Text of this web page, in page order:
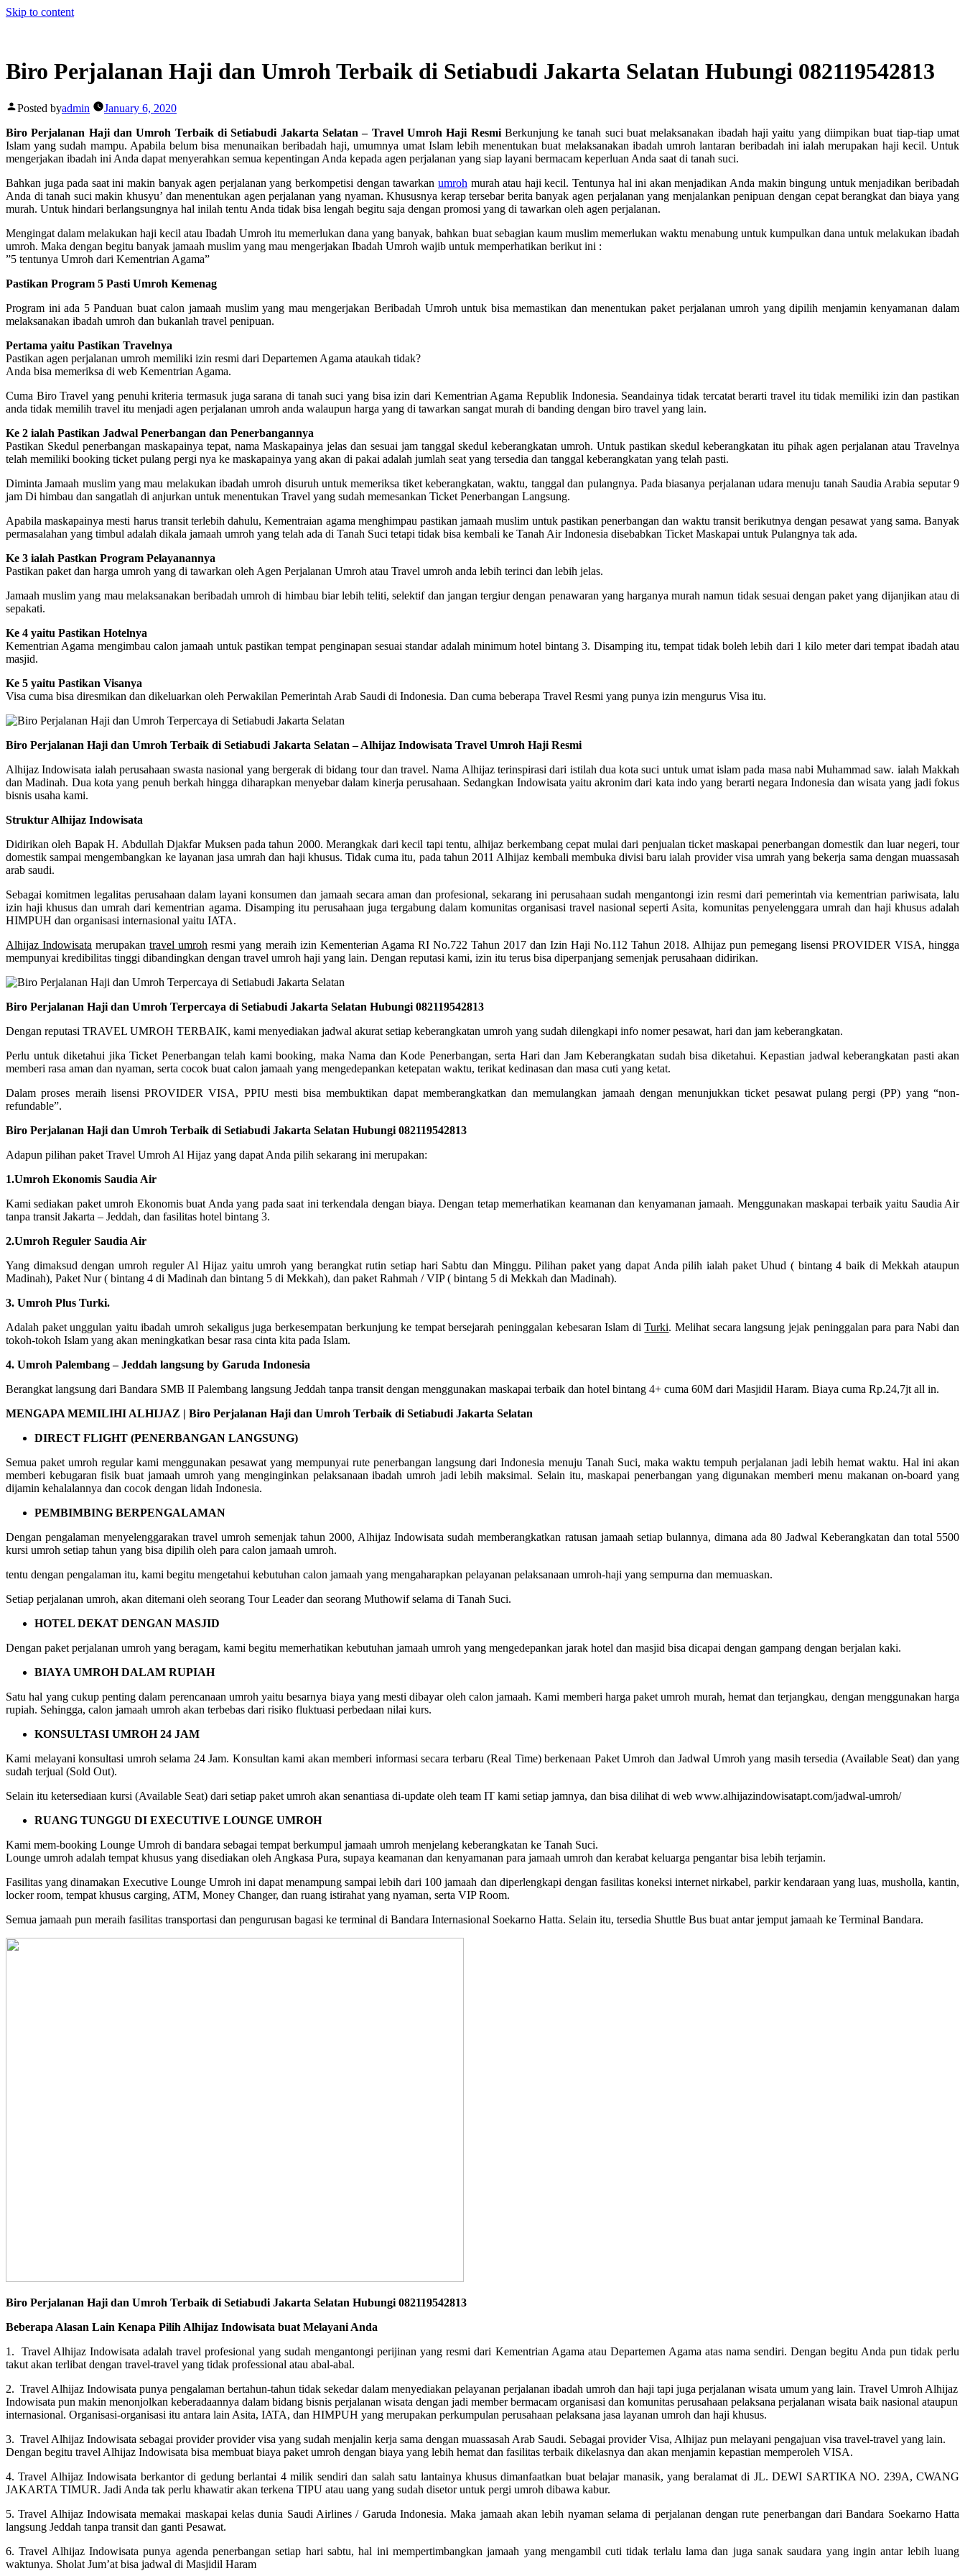
Skip to content
Biro Perjalanan Haji dan Umroh Terbaik di Setiabudi Jakarta Selatan Hubungi 082119542813
Posted byadmin
January 6, 2020
Biro Perjalanan Haji dan Umroh Terbaik di Setiabudi Jakarta Selatan – Travel Umroh Haji Resmi Berkunjung ke tanah suci buat melaksanakan ibadah haji yaitu yang diimpikan buat tiap-tiap umat
Islam yang sudah mampu. Apabila belum bisa menunaikan beribadah haji, umumnya umat Islam lebih menentukan buat melaksanakan ibadah umroh lantaran beribadah ini ialah merupakan haji kecil. Untuk
mengerjakan ibadah ini Anda dapat menyerahkan semua kepentingan Anda kepada agen perjalanan yang siap layani bermacam keperluan Anda saat di tanah suci.
Bahkan juga pada saat ini makin banyak agen perjalanan yang berkompetisi dengan tawarkan umroh murah atau haji kecil. Tentunya hal ini akan menjadikan Anda makin bingung untuk menjadikan beribadah
Anda di tanah suci makin khusyu’ dan menentukan agen perjalanan yang nyaman. Khususnya kerap tersebar berita banyak agen perjalanan yang menjalankan penipuan dengan cepat berangkat dan biaya yang
murah. Untuk hindari berlangsungnya hal inilah tentu Anda tidak bisa lengah begitu saja dengan promosi yang di tawarkan oleh agen perjalanan.
Mengingat dalam melakukan haji kecil atau Ibadah Umroh itu memerlukan dana yang banyak, bahkan buat sebagian kaum muslim memerlukan waktu menabung untuk kumpulkan dana untuk melakukan ibadah
umroh. Maka dengan begitu banyak jamaah muslim yang mau mengerjakan Ibadah Umroh wajib untuk memperhatikan berikut ini :
”5 tentunya Umroh dari Kementrian Agama”
Pastikan Program 5 Pasti Umroh Kemenag
Program ini ada 5 Panduan buat calon jamaah muslim yang mau mengerjakan Beribadah Umroh untuk bisa memastikan dan menentukan paket perjalanan umroh yang dipilih menjamin kenyamanan dalam
melaksanakan ibadah umroh dan bukanlah travel penipuan.
Pertama yaitu Pastikan Travelnya
Pastikan agen perjalanan umroh memiliki izin resmi dari Departemen Agama ataukah tidak?
Anda bisa memeriksa di web Kementrian Agama.
Cuma Biro Travel yang penuhi kriteria termasuk juga sarana di tanah suci yang bisa izin dari Kementrian Agama Republik Indonesia. Seandainya tidak tercatat berarti travel itu tidak memiliki izin dan pastikan
anda tidak memilih travel itu menjadi agen perjalanan umroh anda walaupun harga yang di tawarkan sangat murah di banding dengan biro travel yang lain.
Ke 2 ialah Pastikan Jadwal Penerbangan dan Penerbangannya
Pastikan Skedul penerbangan maskapainya tepat, nama Maskapainya jelas dan sesuai jam tanggal skedul keberangkatan umroh. Untuk pastikan skedul keberangkatan itu pihak agen perjalanan atau Travelnya
telah memiliki booking ticket pulang pergi nya ke maskapainya yang akan di pakai adalah jumlah seat yang tersedia dan tanggal keberangkatan yang telah pasti.
Diminta Jamaah muslim yang mau melakukan ibadah umroh disuruh untuk memeriksa tiket keberangkatan, waktu, tanggal dan pulangnya. Pada biasanya perjalanan udara menuju tanah Saudia Arabia seputar 9
jam Di himbau dan sangatlah di anjurkan untuk menentukan Travel yang sudah memesankan Ticket Penerbangan Langsung.
Apabila maskapainya mesti harus transit terlebih dahulu, Kementraian agama menghimpau pastikan jamaah muslim untuk pastikan penerbangan dan waktu transit berikutnya dengan pesawat yang sama. Banyak
permasalahan yang timbul adalah dikala jamaah umroh yang telah ada di Tanah Suci tetapi tidak bisa kembali ke Tanah Air Indonesia disebabkan Ticket Maskapai untuk Pulangnya tak ada.
Ke 3 ialah Pastkan Program Pelayanannya
Pastikan paket dan harga umroh yang di tawarkan oleh Agen Perjalanan Umroh atau Travel umroh anda lebih terinci dan lebih jelas.
Jamaah muslim yang mau melaksanakan beribadah umroh di himbau biar lebih teliti, selektif dan jangan tergiur dengan penawaran yang harganya murah namun tidak sesuai dengan paket yang dijanjikan atau di
sepakati.
Ke 4 yaitu Pastikan Hotelnya
Kementrian Agama mengimbau calon jamaah untuk pastikan tempat penginapan sesuai standar adalah minimum hotel bintang 3. Disamping itu, tempat tidak boleh lebih dari 1 kilo meter dari tempat ibadah atau
masjid.
Ke 5 yaitu Pastikan Visanya
Visa cuma bisa diresmikan dan dikeluarkan oleh Perwakilan Pemerintah Arab Saudi di Indonesia. Dan cuma beberapa Travel Resmi yang punya izin mengurus Visa itu.
Biro Perjalanan Haji dan Umroh Terbaik di Setiabudi Jakarta Selatan – Alhijaz Indowisata Travel Umroh Haji Resmi
Alhijaz Indowisata ialah perusahaan swasta nasional yang bergerak di bidang tour dan travel. Nama Alhijaz terinspirasi dari istilah dua kota suci untuk umat islam pada masa nabi Muhammad saw. ialah Makkah
dan Madinah. Dua kota yang penuh berkah hingga diharapkan menyebar dalam kinerja perusahaan. Sedangkan Indowisata yaitu akronim dari kata indo yang berarti negara Indonesia dan wisata yang jadi fokus
bisnis usaha kami.
Struktur Alhijaz Indowisata
Didirikan oleh Bapak H. Abdullah Djakfar Muksen pada tahun 2000. Merangkak dari kecil tapi tentu, alhijaz berkembang cepat mulai dari penjualan ticket maskapai penerbangan domestik dan luar negeri, tour
domestik sampai mengembangkan ke layanan jasa umrah dan haji khusus. Tidak cuma itu, pada tahun 2011 Alhijaz kembali membuka divisi baru ialah provider visa umrah yang bekerja sama dengan muassasah
arab saudi.
Sebagai komitmen legalitas perusahaan dalam layani konsumen dan jamaah secara aman dan profesional, sekarang ini perusahaan sudah mengantongi izin resmi dari pemerintah via kementrian pariwisata, lalu
izin haji khusus dan umrah dari kementrian agama. Disamping itu perusahaan juga tergabung dalam komunitas organisasi travel nasional seperti Asita, komunitas penyelenggara umrah dan haji khusus adalah
HIMPUH dan organisasi internasional yaitu IATA.
Alhijaz Indowisata merupakantravel umroh resmi yang meraih izin Kementerian Agama RI No.722 Tahun 2017 dan Izin Haji No.112 Tahun 2018. Alhijaz pun pemegang lisensi PROVIDER VISA, hingga
mempunyai kredibilitas tinggi dibandingkan dengan travel umroh haji yang lain. Dengan reputasi kami, izin itu terus bisa diperpanjang semenjak perusahaan didirikan.
Biro Perjalanan Haji dan Umroh Terpercaya di Setiabudi Jakarta Selatan Hubungi 082119542813
Dengan reputasi TRAVEL UMROH TERBAIK, kami menyediakan jadwal akurat setiap keberangkatan umroh yang sudah dilengkapi info nomer pesawat, hari dan jam keberangkatan.
Perlu untuk diketahui jika Ticket Penerbangan telah kami booking, maka Nama dan Kode Penerbangan, serta Hari dan Jam Keberangkatan sudah bisa diketahui. Kepastian jadwal keberangkatan pasti akan
memberi rasa aman dan nyaman, serta cocok buat calon jamaah yang mengedepankan ketepatan waktu, terikat kedinasan dan masa cuti yang ketat.
Dalam proses meraih lisensi PROVIDER VISA, PPIU mesti bisa membuktikan dapat memberangkatkan dan memulangkan jamaah dengan menunjukkan ticket pesawat pulang pergi (PP) yang “non-
refundable”.
Biro Perjalanan Haji dan Umroh Terbaik di Setiabudi Jakarta Selatan Hubungi 082119542813
Adapun pilihan paket Travel Umroh Al Hijaz yang dapat Anda pilih sekarang ini merupakan:
1.Umroh Ekonomis Saudia Air
Kami sediakan paket umroh Ekonomis buat Anda yang pada saat ini terkendala dengan biaya. Dengan tetap memerhatikan keamanan dan kenyamanan jamaah. Menggunakan maskapai terbaik yaitu Saudia Air
tanpa transit Jakarta – Jeddah, dan fasilitas hotel bintang 3.
2.Umroh Reguler Saudia Air
Yang dimaksud dengan umroh reguler Al Hijaz yaitu umroh yang berangkat rutin setiap hari Sabtu dan Minggu. Pilihan paket yang dapat Anda pilih ialah paket Uhud ( bintang 4 baik di Mekkah ataupun
Madinah), Paket Nur ( bintang 4 di Madinah dan bintang 5 di Mekkah), dan paket Rahmah / VIP ( bintang 5 di Mekkah dan Madinah).
3. Umroh Plus Turki.
Adalah paket unggulan yaitu ibadah umroh sekaligus juga berkesempatan berkunjung ke tempat bersejarah peninggalan kebesaran Islam diTurki. Melihat secara langsung jejak peninggalan para para Nabi dan
tokoh-tokoh Islam yang akan meningkatkan besar rasa cinta kita pada Islam.
4. Umroh Palembang – Jeddah langsung by Garuda Indonesia
Berangkat langsung dari Bandara SMB II Palembang langsung Jeddah tanpa transit dengan menggunakan maskapai terbaik dan hotel bintang 4+ cuma 60M dari Masjidil Haram. Biaya cuma Rp.24,7jt all in.
MENGAPA MEMILIHI ALHIJAZ | Biro Perjalanan Haji dan Umroh Terbaik di Setiabudi Jakarta Selatan
DIRECT FLIGHT (PENERBANGAN LANGSUNG)
Semua paket umroh regular kami menggunakan pesawat yang mempunyai rute penerbangan langsung dari Indonesia menuju Tanah Suci, maka waktu tempuh perjalanan jadi lebih hemat waktu. Hal ini akan
memberi kebugaran fisik buat jamaah umroh yang menginginkan pelaksanaan ibadah umroh jadi lebih maksimal. Selain itu, maskapai penerbangan yang digunakan memberi menu makanan on-board yang
dijamin kehalalannya dan cocok dengan lidah Indonesia.
PEMBIMBING BERPENGALAMAN
Dengan pengalaman menyelenggarakan travel umroh semenjak tahun 2000, Alhijaz Indowisata sudah memberangkatkan ratusan jamaah setiap bulannya, dimana ada 80 Jadwal Keberangkatan dan total 5500
kursi umroh setiap tahun yang bisa dipilih oleh para calon jamaah umroh.
tentu dengan pengalaman itu, kami begitu mengetahui kebutuhan calon jamaah yang mengaharapkan pelayanan pelaksanaan umroh-haji yang sempurna dan memuaskan.
Setiap perjalanan umroh, akan ditemani oleh seorang Tour Leader dan seorang Muthowif selama di Tanah Suci.
HOTEL DEKAT DENGAN MASJID
Dengan paket perjalanan umroh yang beragam, kami begitu memerhatikan kebutuhan jamaah umroh yang mengedepankan jarak hotel dan masjid bisa dicapai dengan gampang dengan berjalan kaki.
BIAYA UMROH DALAM RUPIAH
Satu hal yang cukup penting dalam perencanaan umroh yaitu besarnya biaya yang mesti dibayar oleh calon jamaah. Kami memberi harga paket umroh murah, hemat dan terjangkau, dengan menggunakan harga
rupiah. Sehingga, calon jamaah umroh akan terbebas dari risiko fluktuasi perbedaan nilai kurs.
KONSULTASI UMROH 24 JAM
Kami melayani konsultasi umroh selama 24 Jam. Konsultan kami akan memberi informasi secara terbaru (Real Time) berkenaan Paket Umroh dan Jadwal Umroh yang masih tersedia (Available Seat) dan yang
sudah terjual (Sold Out).
Selain itu ketersediaan kursi (Available Seat) dari setiap paket umroh akan senantiasa di-update oleh team IT kami setiap jamnya, dan bisa dilihat di web www.alhijazindowisatapt.com/jadwal-umroh/
RUANG TUNGGU DI EXECUTIVE LOUNGE UMROH
Kami mem-booking Lounge Umroh di bandara sebagai tempat berkumpul jamaah umroh menjelang keberangkatan ke Tanah Suci.
Lounge umroh adalah tempat khusus yang disediakan oleh Angkasa Pura, supaya keamanan dan kenyamanan para jamaah umroh dan kerabat keluarga pengantar bisa lebih terjamin.
Fasilitas yang dinamakan Executive Lounge Umroh ini dapat menampung sampai lebih dari 100 jamaah dan diperlengkapi dengan fasilitas koneksi internet nirkabel, parkir kendaraan yang luas, musholla, kantin,
locker room, tempat khusus carging, ATM, Money Changer, dan ruang istirahat yang nyaman, serta VIP Room.
Semua jamaah pun meraih fasilitas transportasi dan pengurusan bagasi ke terminal di Bandara Internasional Soekarno Hatta. Selain itu, tersedia Shuttle Bus buat antar jemput jamaah ke Terminal Bandara.
Biro Perjalanan Haji dan Umroh Terbaik di Setiabudi Jakarta Selatan Hubungi 082119542813
Beberapa Alasan Lain Kenapa Pilih Alhijaz Indowisata buat Melayani Anda
1. Travel Alhijaz Indowisata adalah travel profesional yang sudah mengantongi perijinan yang resmi dari Kementrian Agama atau Departemen Agama atas nama sendiri. Dengan begitu Anda pun tidak perlu
takut akan terlibat dengan travel-travel yang tidak professional atau abal-abal.
2. Travel Alhijaz Indowisata punya pengalaman bertahun-tahun tidak sekedar dalam menyediakan pelayanan perjalanan ibadah umroh dan haji tapi juga perjalanan wisata umum yang lain. Travel Umroh Alhijaz
Indowisata pun makin menonjolkan keberadaannya dalam bidang bisnis perjalanan wisata dengan jadi member bermacam organisasi dan komunitas perusahaan pelaksana perjalanan wisata baik nasional ataupun
internasional. Organisasi-organisasi itu antara lain Asita, IATA, dan HIMPUH yang merupakan perkumpulan perusahaan pelaksana jasa layanan umroh dan haji khusus.
3. Travel Alhijaz Indowisata sebagai provider provider visa yang sudah menjalin kerja sama dengan muassasah Arab Saudi. Sebagai provider Visa, Alhijaz pun melayani pengajuan visa travel-travel yang lain.
Dengan begitu travel Alhijaz Indowisata bisa membuat biaya paket umroh dengan biaya yang lebih hemat dan fasilitas terbaik dikelasnya dan akan menjamin kepastian memperoleh VISA.
4. Travel Alhijaz Indowisata berkantor di gedung berlantai 4 milik sendiri dan salah satu lantainya khusus dimanfaatkan buat belajar manasik, yang beralamat di JL. DEWI SARTIKA NO. 239A, CWANG
JAKARTA TIMUR. Jadi Anda tak perlu khawatir akan terkena TIPU atau uang yang sudah disetor untuk pergi umroh dibawa kabur.
5. Travel Alhijaz Indowisata memakai maskapai kelas dunia Saudi Airlines / Garuda Indonesia. Maka jamaah akan lebih nyaman selama di perjalanan dengan rute penerbangan dari Bandara Soekarno Hatta
langsung Jeddah tanpa transit dan ganti Pesawat.
6. Travel Alhijaz Indowisata punya agenda penerbangan setiap hari sabtu, hal ini mempertimbangkan jamaah yang mengambil cuti tidak terlalu lama dan juga sanak saudara yang ingin antar lebih luang
waktunya. Sholat Jum’at bisa jadwal di Masjidil Haram